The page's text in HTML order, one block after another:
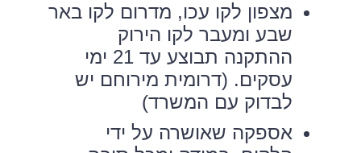
מצפון לקו עכו, מדרום לקו באר
שבע ומעבר לקו הירוק
ההתקנה תבוצע עד 21 ימי
עסקים. (דרומית מירוחם יש
לבדוק עם המשרד)
אספקה שאושרה על ידי